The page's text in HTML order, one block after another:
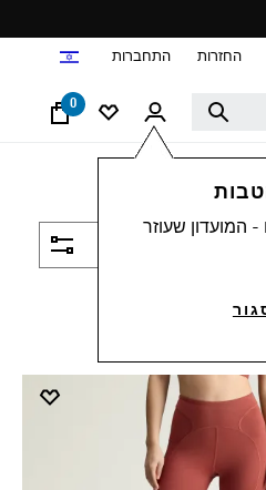
החזרות התחברות
0
המועדון שעוזר